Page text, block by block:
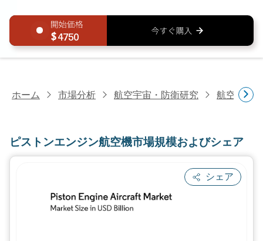
4750
ホーム 市場分析 航空宇宙・防衛研究 航空研究
ピストンエンジン航空機市場規模およびシェア
シェア